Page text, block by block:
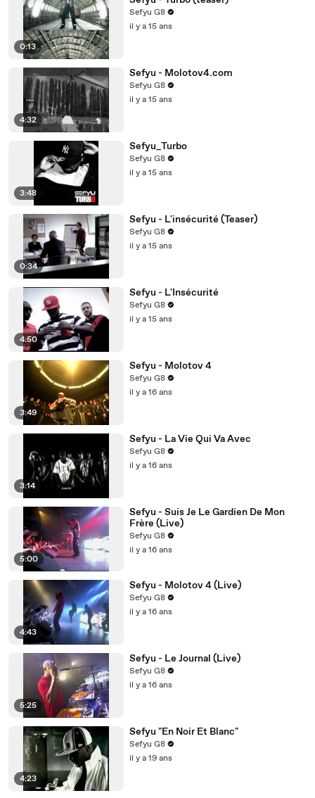
0:13
Sefyu G8
il y a 15 ans
4:32
Sefyu - Molotov4.com
Sefyu G8
il y a 15 ans
3:48
Sefyu_Turbo
Sefyu G8
il y a 15 ans
0:34
Sefyu - L'insécurité (Teaser)
Sefyu G8
il y a 15 ans
4:50
Sefyu - L'Insécurité
Sefyu G8
il y a 15 ans
3:49
Sefyu - Molotov 4
Sefyu G8
il y a 16 ans
3:14
Sefyu - La Vie Qui Va Avec
Sefyu G8
il y a 16 ans
5:00
Sefyu - Suis Je Le Gardien De Mon
Frère (Live)
Sefyu G8
il y a 16 ans
4:43
Sefyu - Molotov 4 (Live)
Sefyu G8
il y a 16 ans
5:25
Sefyu - Le Journal (Live)
Sefyu G8
il y a 16 ans
4:23
Sefyu "En Noir Et Blanc"
Sefyu G8
il y a 19 ans